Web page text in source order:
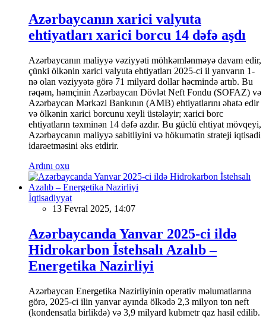
Azərbaycanın xarici valyuta
ehtiyatları xarici borcu 14 dəfə aşdı
Azərbaycanın maliyyə vəziyyəti möhkəmlənməyə davam edir,
çünki ölkənin xarici valyuta ehtiyatları 2025-ci il yanvarın 1-
nə olan vəziyyətə görə 71 milyard dollar həcmində artıb. Bu
rəqəm, həmçinin Azərbaycan Dövlət Neft Fondu (SOFAZ) və
Azərbaycan Mərkəzi Bankının (AMB) ehtiyatlarını əhatə edir
və ölkənin xarici borcunu xeyli üstələyir; xarici borc
ehtiyatların təxminən 14 dəfə azdır. Bu güclü ehtiyat mövqeyi,
Azərbaycanın maliyyə sabitliyini və hökumətin strateji iqtisadi
idarəetməsini əks etdirir.
Ardını oxu
İqtisadiyyat
13 Fevral 2025, 14:07
Azərbaycanda Yanvar 2025-ci ildə
Hidrokarbon İstehsalı Azalıb –
Energetika Nazirliyi
Azərbaycan Energetika Nazirliyinin operativ məlumatlarına
görə, 2025-ci ilin yanvar ayında ölkədə 2,3 milyon ton neft
(kondensatla birlikdə) və 3,9 milyard kubmetr qaz hasil edilib.